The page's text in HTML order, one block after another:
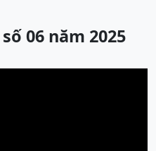
06 năm 2025